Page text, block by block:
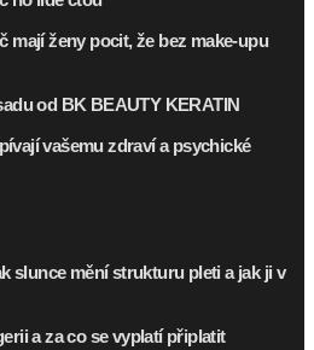
mají ženy pocit, že bez make-upu
od BK BEAUTY KERATIN
vašemu zdraví a psychické
slunce mění strukturu pleti a jak ji v
a za co se vyplatí připlatit